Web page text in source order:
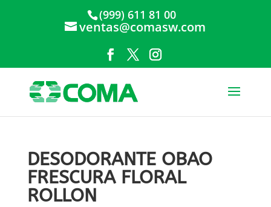
(999) 611 81 00
ventas@comasw.com
DESODORANTE OBAO
FRESCURA FLORAL
ROLLON